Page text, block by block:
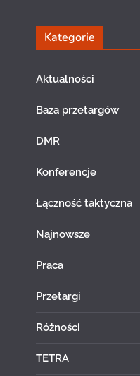
Kategorie
Aktualności
Baza przetargów
DMR
Konferencje
Łączność taktyczna
Najnowsze
Praca
Przetargi
Różności
TETRA